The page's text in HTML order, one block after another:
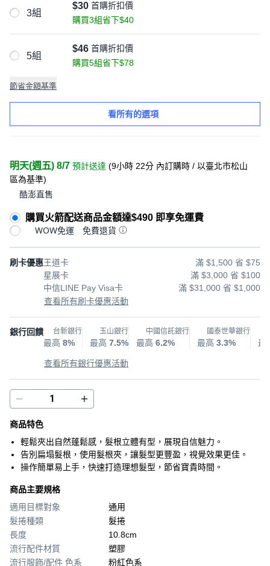
3組
$30 首購折扣價
購買3組省下$40
5組
$46 首購折扣價
購買5組省下$78
節省金額基準
看所有的選項
明天(週五) 8/7 預計送達 (9小時 22分 內訂購時 / 以臺北市松山
區為基準)
酷澎直售
購買火箭配送商品金額達$490 即享免運費
WOW免運 免費退貨
刷卡優惠王道卡
滿 $1,500 省 $75
星展卡
滿 $3,000 省 $100
中信LINE Pay Visa卡
滿 $31,000 省 $1,000
查看所有刷卡優惠活動
銀行回饋 台新銀行
最高 8%
玉山銀行
最高 7.5%
中國信託銀行
最高 6.2%
國泰世華銀行
最高 3.3% 最
查看所有銀行優惠活動
商品特色
輕鬆夾出自然蓬鬆感，髮根立體有型，展現自信魅力。
告別扁塌髮根，使用髮根夾，讓髮型更豐盈，視覺效果更佳。
操作簡單易上手，快速打造理想髮型，節省寶貴時間。
商品主要規格
適用目標對象
通用
髮捲種類
髮捲
長度
10.8cm
流行配件材質
塑膠
流行服飾/配件 色系
粉紅色系